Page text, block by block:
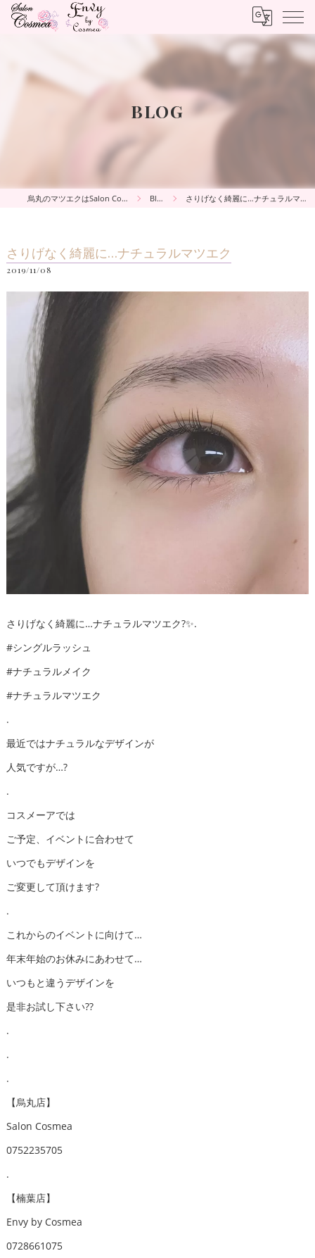
BLOG
烏丸のマツエクはSalon Cosmea Blog さりげなく綺麗に…ナチュラルマツエク
さりげなく綺麗に…ナチュラルマツエク
2019/11/08
さりげなく綺麗に…ナチュラルマツエク?✨.
#シングルラッシュ
#ナチュラルメイク
#ナチュラルマツエク
.
最近ではナチュラルなデザインが
人気ですが…?
.
コスメーアでは
ご予定、イベントに合わせて
いつでもデザインを
ご変更して頂けます?
.
これからのイベントに向けて…
年末年始のお休みにあわせて…
いつもと違うデザインを
是非お試し下さい??
.
.
.
【烏丸店】
Salon Cosmea
0752235705
.
【楠葉店】
Envy by Cosmea
0728661075